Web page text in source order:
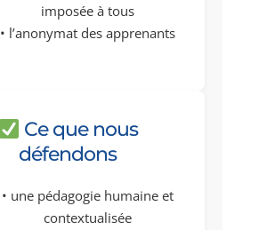
imposée à tous
• l’anonymat des apprenants
Ce que nous
défendons
• une pédagogie humaine et
contextualisée